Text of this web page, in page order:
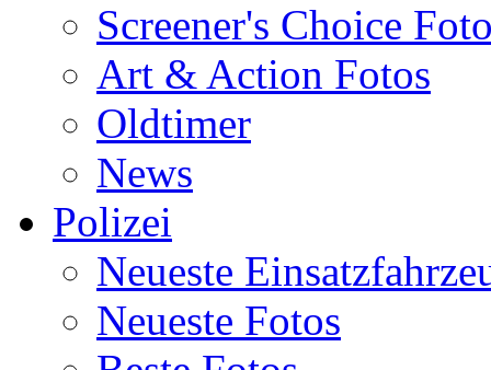
Screener's Choice
Art & Action Fotos
Oldtimer
News
Polizei
Neueste
Neueste Fotos